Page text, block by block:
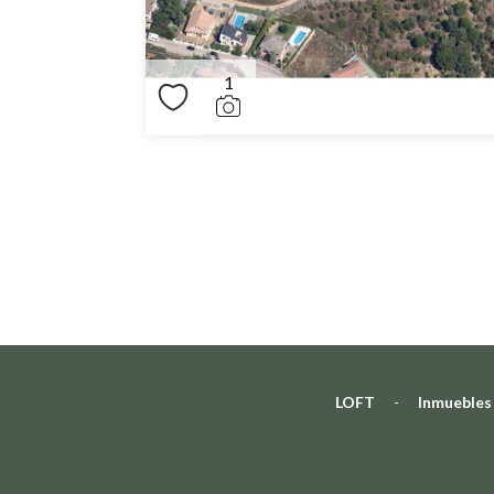
1
LOFT - Inmuebles